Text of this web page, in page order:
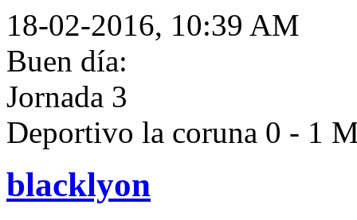
18-02-2016, 10:39 AM
Buen día:
Jornada 3
Deportivo la coruna 0 - 1
blacklyon